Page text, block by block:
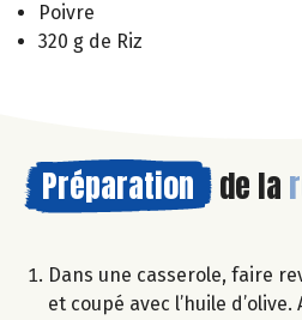
Poivre
320 g de Riz
Préparation de la
Dans une casserole, faire
et coupé avec l’huile